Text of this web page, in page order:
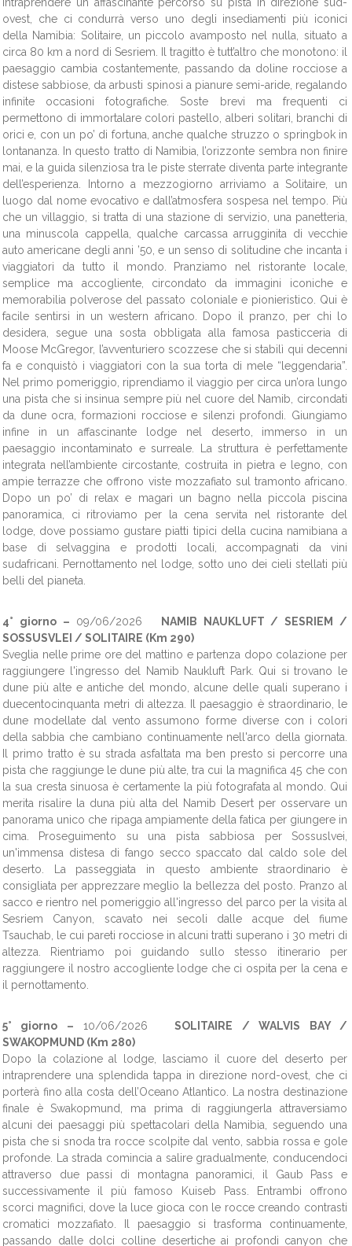
intraprendere un affascinante percorso su pista in direzione sud-
ovest, che ci condurrà verso uno degli insediamenti più iconici
della Namibia: Solitaire, un piccolo avamposto nel nulla, situato a
circa 80 km a nord di Sesriem. Il tragitto è tutt’altro che monotono: il
paesaggio cambia costantemente, passando da doline rocciose a
distese sabbiose, da arbusti spinosi a pianure semi-aride, regalando
infinite occasioni fotografiche. Soste brevi ma frequenti ci
permettono di immortalare colori pastello, alberi solitari, branchi di
orici e, con un po’ di fortuna, anche qualche struzzo o springbok in
lontananza. In questo tratto di Namibia, l’orizzonte sembra non finire
mai, e la guida silenziosa tra le piste sterrate diventa parte integrante
dell’esperienza. Intorno a mezzogiorno arriviamo a Solitaire, un
luogo dal nome evocativo e dall’atmosfera sospesa nel tempo. Più
che un villaggio, si tratta di una stazione di servizio, una panetteria,
una minuscola cappella, qualche carcassa arrugginita di vecchie
auto americane degli anni ’50, e un senso di solitudine che incanta i
viaggiatori da tutto il mondo. Pranziamo nel ristorante locale,
semplice ma accogliente, circondato da immagini iconiche e
memorabilia polverose del passato coloniale e pionieristico. Qui è
facile sentirsi in un western africano. Dopo il pranzo, per chi lo
desidera, segue una sosta obbligata alla famosa pasticceria di
Moose McGregor, l’avventuriero scozzese che si stabilì qui decenni
fa e conquistò i viaggiatori con la sua torta di mele “leggendaria”.
Nel primo pomeriggio, riprendiamo il viaggio per circa un’ora lungo
una pista che si insinua sempre più nel cuore del Namib, circondati
da dune ocra, formazioni rocciose e silenzi profondi. Giungiamo
infine in un affascinante lodge nel deserto, immerso in un
paesaggio incontaminato e surreale. La struttura è perfettamente
integrata nell’ambiente circostante, costruita in pietra e legno, con
ampie terrazze che offrono viste mozzafiato sul tramonto africano.
Dopo un po’ di relax e magari un bagno nella piccola piscina
panoramica, ci ritroviamo per la cena servita nel ristorante del
lodge, dove possiamo gustare piatti tipici della cucina namibiana a
base di selvaggina e prodotti locali, accompagnati da vini
sudafricani. Pernottamento nel lodge, sotto uno dei cieli stellati più
belli del pianeta.
4° giorno – 09/06/2026 NAMIB NAUKLUFT / SESRIEM /
SOSSUSVLEI / SOLITAIRE (Km 290)
Sveglia nelle prime ore del mattino e partenza dopo colazione per
raggiungere l'ingresso del Namib Naukluft Park. Qui si trovano le
dune più alte e antiche del mondo, alcune delle quali superano i
duecentocinquanta metri di altezza. Il paesaggio è straordinario, le
dune modellate dal vento assumono forme diverse con i colori
della sabbia che cambiano continuamente nell'arco della giornata.
Il primo tratto è su strada asfaltata ma ben presto si percorre una
pista che raggiunge le dune più alte, tra cui la magnifica 45 che con
la sua cresta sinuosa è certamente la più fotografata al mondo. Qui
merita risalire la duna più alta del Namib Desert per osservare un
panorama unico che ripaga ampiamente della fatica per giungere in
cima. Proseguimento su una pista sabbiosa per Sossuslvei,
un'immensa distesa di fango secco spaccato dal caldo sole del
deserto. La passeggiata in questo ambiente straordinario è
consigliata per apprezzare meglio la bellezza del posto. Pranzo al
sacco e rientro nel pomeriggio all'ingresso del parco per la visita al
Sesriem Canyon, scavato nei secoli dalle acque del fiume
Tsauchab, le cui pareti rocciose in alcuni tratti superano i 30 metri di
altezza. Rientriamo poi guidando sullo stesso itinerario per
raggiungere il nostro accogliente lodge che ci ospita per la cena e
il pernottamento.
5° giorno – 10/06/2026 SOLITAIRE / WALVIS BAY /
SWAKOPMUND (Km 280)
Dopo la colazione al lodge, lasciamo il cuore del deserto per
intraprendere una splendida tappa in direzione nord-ovest, che ci
porterà fino alla costa dell’Oceano Atlantico. La nostra destinazione
finale è Swakopmund, ma prima di raggiungerla attraversiamo
alcuni dei paesaggi più spettacolari della Namibia, seguendo una
pista che si snoda tra rocce scolpite dal vento, sabbia rossa e gole
profonde. La strada comincia a salire gradualmente, conducendoci
attraverso due passi di montagna panoramici, il Gaub Pass e
successivamente il più famoso Kuiseb Pass. Entrambi offrono
scorci magnifici, dove la luce gioca con le rocce creando contrasti
cromatici mozzafiato. Il paesaggio si trasforma continuamente,
passando dalle dolci colline desertiche ai profondi canyon che